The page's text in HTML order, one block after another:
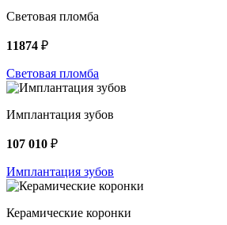
Световая пломба
11874 ₽
Световая пломба
Имплантация зубов
107 010 ₽
Имплантация зубов
Керамические коронки